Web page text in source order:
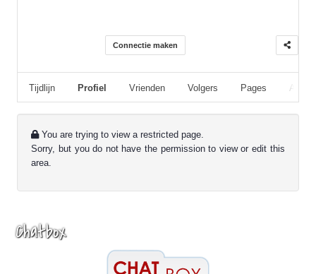
Connectie maken
Tijdlijn Profiel Vrienden Volgers Pages
You are trying to view a restricted page.
Sorry, but you do not have the permission to view or edit this
area.
Chatbox